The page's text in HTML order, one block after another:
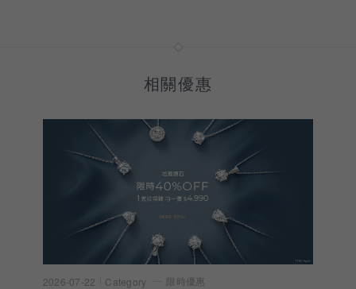
相關優惠
2026-07-22 Category 限時優惠